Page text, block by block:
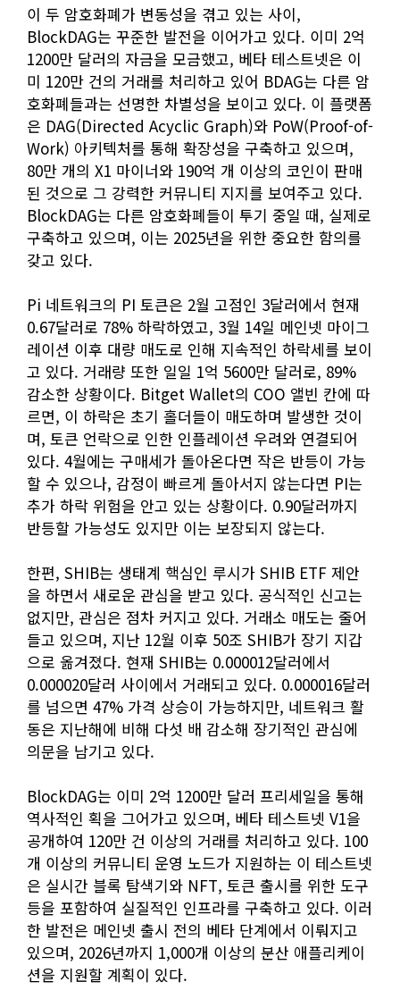
이 두 암호화폐가 변동성을 겪고 있는 사이,
BlockDAG는 꾸준한 발전을 이어가고 있다. 이미 2억
1200만 달러의 자금을 모금했고, 베타 테스트넷은 이
미 120만 건의 거래를 처리하고 있어 BDAG는 다른 암
호화폐들과는 선명한 차별성을 보이고 있다. 이 플랫폼
은 DAG(Directed Acyclic Graph)와 PoW(Proof-of-
Work) 아키텍처를 통해 확장성을 구축하고 있으며,
80만 개의 X1 마이너와 190억 개 이상의 코인이 판매
된 것으로 그 강력한 커뮤니티 지지를 보여주고 있다.
BlockDAG는 다른 암호화폐들이 투기 중일 때, 실제로
구축하고 있으며, 이는 2025년을 위한 중요한 함의를
갖고 있다.
Pi 네트워크의 PI 토큰은 2월 고점인 3달러에서 현재
0.67달러로 78% 하락하였고, 3월 14일 메인넷 마이그
레이션 이후 대량 매도로 인해 지속적인 하락세를 보이
고 있다. 거래량 또한 일일 1억 5600만 달러로, 89%
감소한 상황이다. Bitget Wallet의 COO 앨빈 칸에 따
르면, 이 하락은 초기 홀더들이 매도하며 발생한 것이
며, 토큰 언락으로 인한 인플레이션 우려와 연결되어
있다. 4월에는 구매세가 돌아온다면 작은 반등이 가능
할 수 있으나, 감정이 빠르게 돌아서지 않는다면 PI는
추가 하락 위험을 안고 있는 상황이다. 0.90달러까지
반등할 가능성도 있지만 이는 보장되지 않는다.
한편, SHIB는 생태계 핵심인 루시가 SHIB ETF 제안
을 하면서 새로운 관심을 받고 있다. 공식적인 신고는
없지만, 관심은 점차 커지고 있다. 거래소 매도는 줄어
들고 있으며, 지난 12월 이후 50조 SHIB가 장기 지갑
으로 옮겨졌다. 현재 SHIB는 0.000012달러에서
0.000020달러 사이에서 거래되고 있다. 0.000016달러
를 넘으면 47% 가격 상승이 가능하지만, 네트워크 활
동은 지난해에 비해 다섯 배 감소해 장기적인 관심에
의문을 남기고 있다.
BlockDAG는 이미 2억 1200만 달러 프리세일을 통해
역사적인 획을 그어가고 있으며, 베타 테스트넷 V1을
공개하여 120만 건 이상의 거래를 처리하고 있다. 100
개 이상의 커뮤니티 운영 노드가 지원하는 이 테스트넷
은 실시간 블록 탐색기와 NFT, 토큰 출시를 위한 도구
등을 포함하여 실질적인 인프라를 구축하고 있다. 이러
한 발전은 메인넷 출시 전의 베타 단계에서 이뤄지고
있으며, 2026년까지 1,000개 이상의 분산 애플리케이
션을 지원할 계획이 있다.